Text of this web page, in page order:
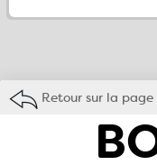
Retour sur la